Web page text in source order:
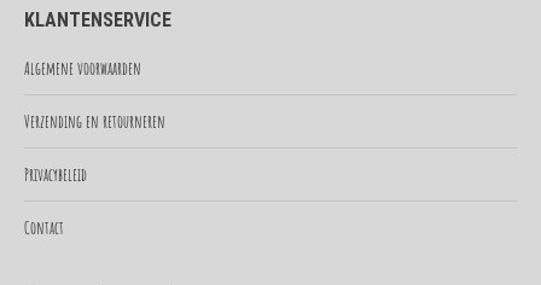
opens
in
window
opens
in
window
KLANTENSERVICE
Algemene voorwaarden
Verzending en retourneren
Privacybeleid
Contact